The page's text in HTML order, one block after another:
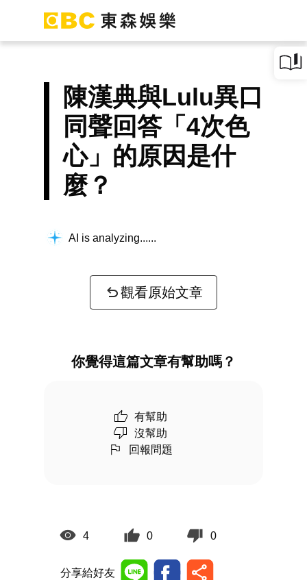
陳漢典與Lulu異口
同聲回答「4次色
心」的原因是什
麼？
AI is analyzing...
觀看原始文章
你覺得這篇文章有幫助嗎？
有幫助
沒幫助
回報問題
4 0 0
分享給好友